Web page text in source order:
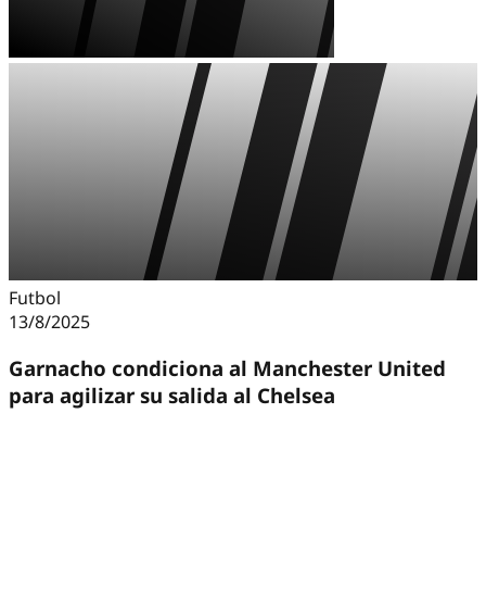
Futbol
13/8/2025
Garnacho condiciona al Manchester United
para agilizar su salida al Chelsea